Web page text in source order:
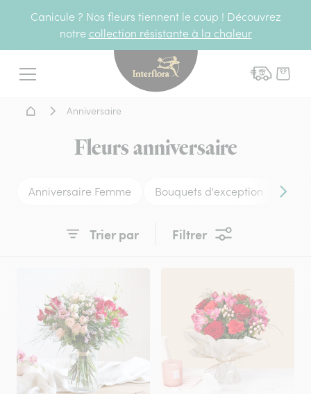
Canicule ? Nos fleurs tiennent le coup ! Découvrez
notre collection résistante à la chaleur
Menu
Interflora - livraison
Accueil - Livraison fleurs
Anniversaire
Fleurs anniversaire
Anniversaire Femme Bouquets d'exception
Trier par Filtrer